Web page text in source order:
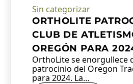
Sin categorizar
ORTHOLITE
CLUB DE
OREGÓN PARA
OrthoLite se enorgullece
patrocinio del Oregon
para 2024. La…